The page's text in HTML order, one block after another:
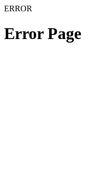
ERROR
Error Page